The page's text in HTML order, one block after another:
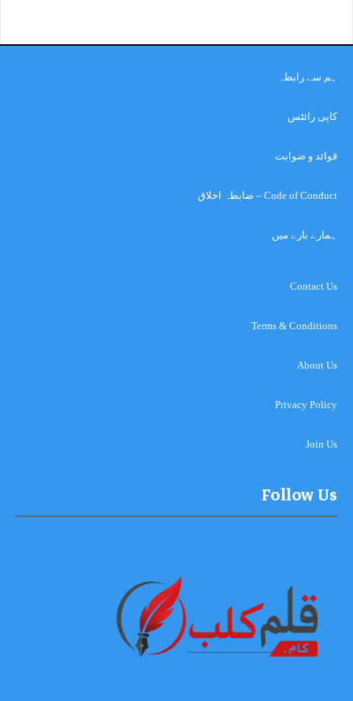
ہم سے رابطہ
کاپی رائٹس
قوائد و ضوابت
Code of Conduct – ضابطہ اخلاق
ہمارے بارے میں
Contact Us
Terms & Conditions
About Us
Privacy Policy
Join Us
Follow Us